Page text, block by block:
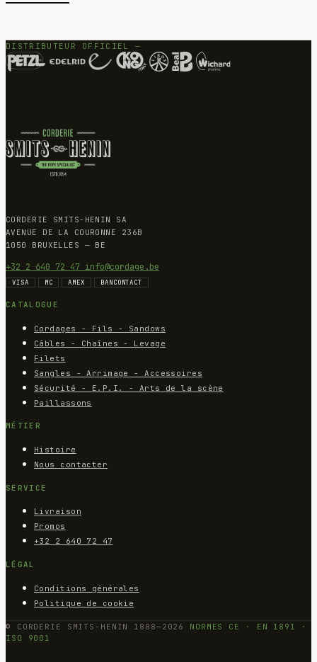
DISTRIBUTEUR OFFICIEL —
CORDERIE SMITS-HENIN SA
AVENUE DE LA COURONNE 236B
1050 BRUXELLES — BE
+32 2 640 72 47 info@cordage.be
VISA MC AMEX BANCONTACT
CATALOGUE
Cordages - Fils - Sandows
Câbles - Chaînes - Levage
Filets
Sangles - Arrimage - Accessoires
Sécurité - E.P.I. - Arts de la scène
Paillassons
MÉTIER
Histoire
Nous contacter
SERVICE
Livraison
Promos
+32 2 640 72 47
LÉGAL
Conditions générales
Politique de cookie
© CORDERIE SMITS-HENIN 1888—2026
NORMES CE · EN 1891 ·
ISO 9001